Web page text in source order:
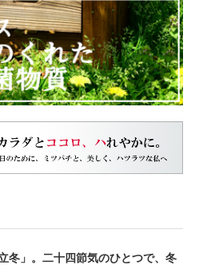
冬」。二十四節気のひとつで、冬